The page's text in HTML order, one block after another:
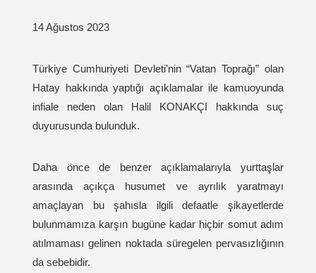
14 Ağustos 2023
Türkiye Cumhuriyeti Devleti’nin “Vatan Toprağı” olan
Hatay hakkında yaptığı açıklamalar ile kamuoyunda
infiale neden olan Halil KONAKÇI hakkında suç
duyurusunda bulunduk.
Daha önce de benzer açıklamalarıyla yurttaşlar
arasında açıkça husumet ve ayrılık yaratmayı
amaçlayan bu şahısla ilgili defaatle şikayetlerde
bulunmamıza karşın bugüne kadar hiçbir somut adım
atılmaması gelinen noktada süregelen pervasızlığının
da sebebidir.